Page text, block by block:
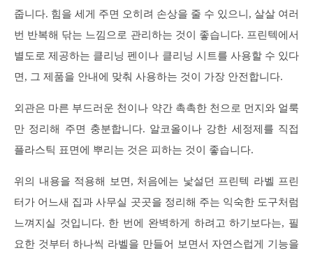
줍니다. 힘을 세게 주면 오히려 손상을 줄 수 있으니, 살살 여러
번 반복해 닦는 느낌으로 관리하는 것이 좋습니다. 프린텍에서
별도로 제공하는 클리닝 펜이나 클리닝 시트를 사용할 수 있다
면, 그 제품을 안내에 맞춰 사용하는 것이 가장 안전합니다.
외관은 마른 부드러운 천이나 약간 촉촉한 천으로 먼지와 얼룩
만 정리해 주면 충분합니다. 알코올이나 강한 세정제를 직접
플라스틱 표면에 뿌리는 것은 피하는 것이 좋습니다.
위의 내용을 적용해 보면, 처음에는 낯설던 프린텍 라벨 프린
터가 어느새 집과 사무실 곳곳을 정리해 주는 익숙한 도구처럼
느껴지실 것입니다. 한 번에 완벽하게 하려고 하기보다는, 필
요한 것부터 하나씩 라벨을 만들어 보면서 자연스럽게 기능을